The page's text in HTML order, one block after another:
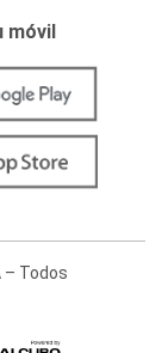
móvil
– Todos